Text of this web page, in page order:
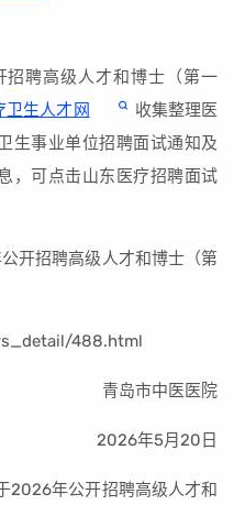
聘高级人才和博士（第一
卫生人才网
收集整理医
生事业单位招聘面试通知及
，可点击山东医疗招聘面试
开招聘高级人才和博士（第
488.html
青岛市中医医院
2026年5月20日
2026年公开招聘高级人才和